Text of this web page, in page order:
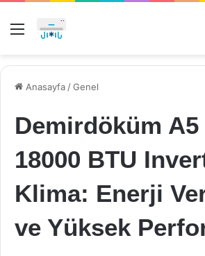
Menü
Anasayfa /Genel
Demirdöküm A5
18000 BTU
Klima: Enerji
ve Yüksek